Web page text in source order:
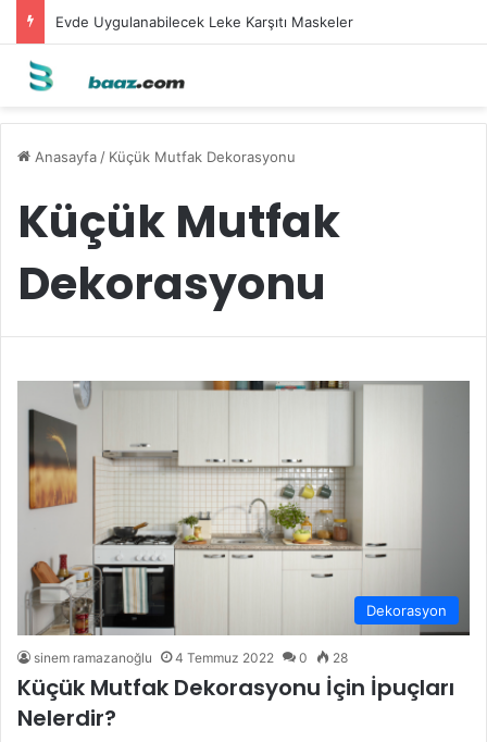
Evde Uygulanabilecek Leke Karşıtı Maskeler
Anasayfa / Küçük Mutfak Dekorasyonu
Küçük Mutfak
Dekorasyonu
Dekorasyon
sinem ramazanoğlu 4 Temmuz 2022 0 28
Küçük Mutfak Dekorasyonu İçin İpuçları
Nelerdir?